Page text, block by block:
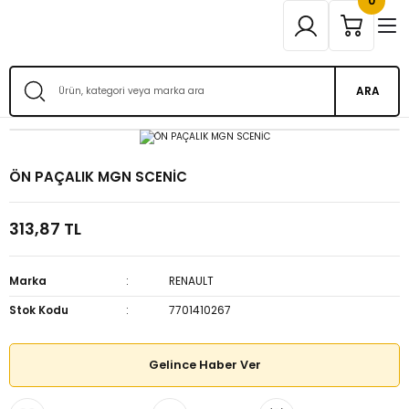
ARA
ÖN PAÇALIK MGN SCENİC
313,87 TL
Marka
RENAULT
Stok Kodu
7701410267
Gelince Haber Ver